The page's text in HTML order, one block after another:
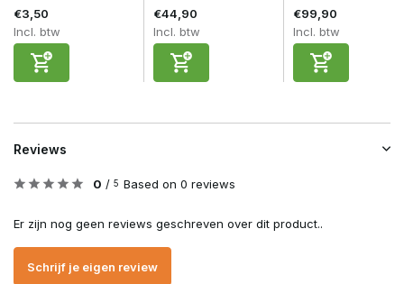
€3,50
Incl. btw
€44,90
Incl. btw
€99,90
Incl. btw
Reviews
0 / 5 Based on 0 reviews
Er zijn nog geen reviews geschreven over dit product..
Schrijf je eigen review